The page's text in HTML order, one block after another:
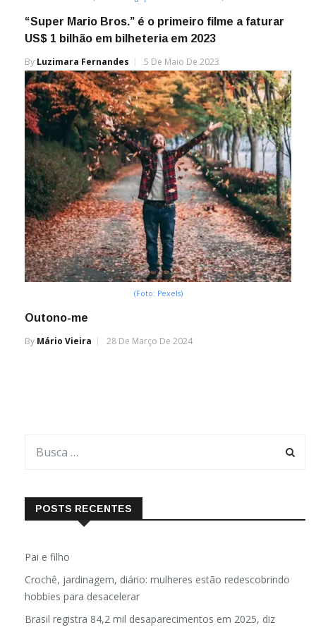
“Super Mario Bros.” é o primeiro filme a faturar
US$ 1 bilhão em bilheteria em 2023
By Luzimara Fernandes 5 De Maio De 2023
(Foto: Pexels)
Outono-me
By Mário Vieira 28 De Março De 2024
POSTS RECENTES
Pai e filho
Crochê, jardinagem, diário: mulheres estão redescobrindo
hobbies para desacelerar
Brasil registra 84,2 mil desaparecimentos em 2025, diz